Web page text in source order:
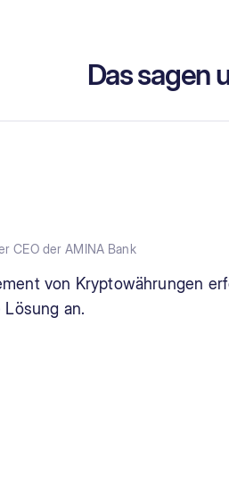
Das sagen
CEO der AMINA Bank
von Kryptowährungen
an.